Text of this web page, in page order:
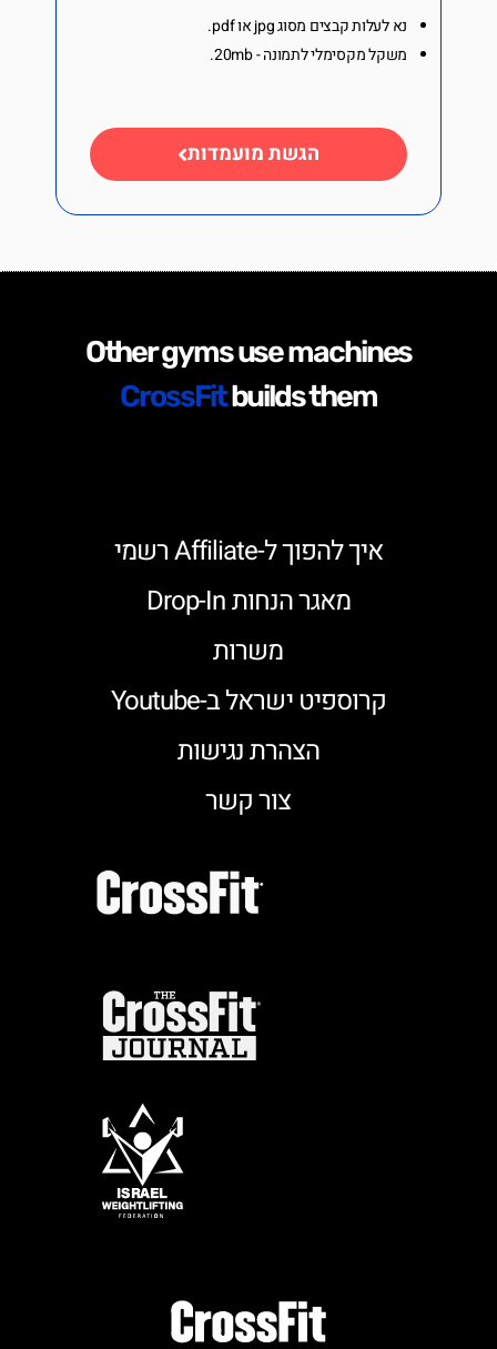
נא לעלות קבצים מסוג jpg או pdf.
משקל מקסימלי לתמונה - 20mb.
הגשת מועמדות
Other gyms use machines
CrossFitbuilds them
איך להפוך ל-Affiliate רשמי
מאגר הנחות Drop-In
משרות
קרוספיט ישראל ב-Youtube
הצהרת נגישות
צור קשר